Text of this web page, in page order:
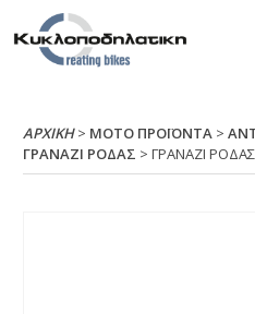
ΑΡΧΙΚΉ> ΜΟΤΟ ΠΡΟΪΟΝΤΑ >
ΓΡΑΝΑΖΙ ΡΟΔΑΣ > ΓΡΑΝΑΖΙ